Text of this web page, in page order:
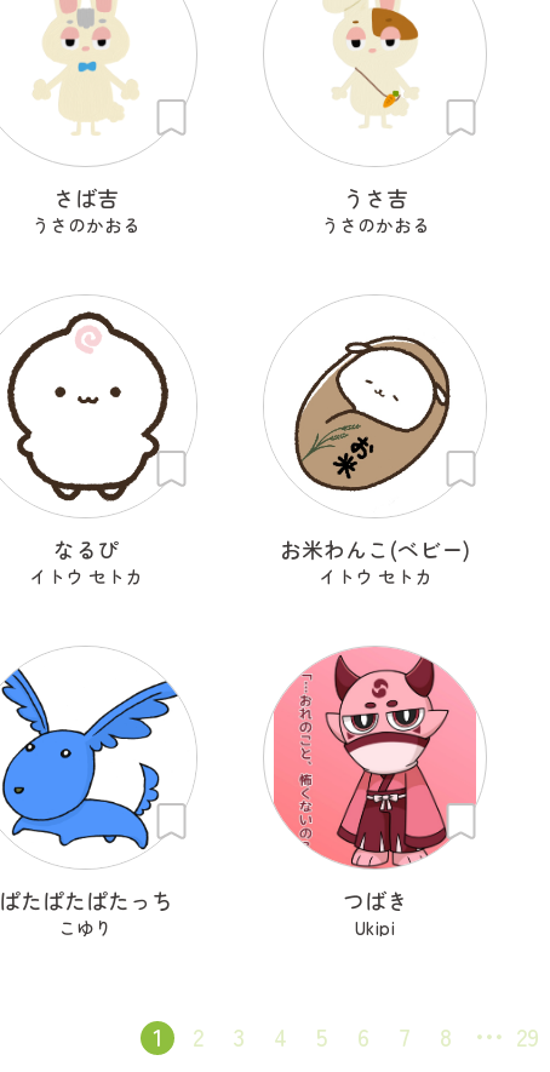
さば吉
うさのかおる
うさ吉
うさのかおる
なるぴ
イトウ セトカ
お米わんこ(ベビー)
イトウ セトカ
ぱたぱたぱたっち
こゆり
つばき
Ukipi
1 2 3 4 5 6 7 8 29